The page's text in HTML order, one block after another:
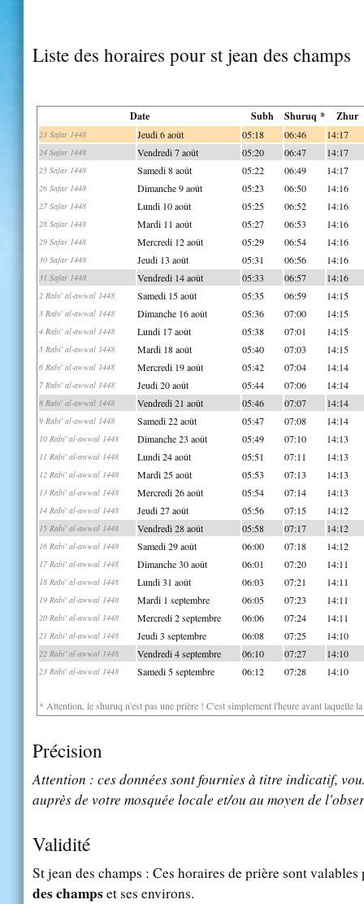
Liste des horaires pour st jean des champs
Date Subh Shuruq * Zhur
23 Safar 1448 Jeudi 6 août 05:18 06:46 14:17
24 Safar 1448 Vendredi 7 août 05:20 06:47 14:17
25 Safar 1448 Samedi 8 août 05:22 06:49 14:17
26 Safar 1448 Dimanche 9 août 05:23 06:50 14:16
27 Safar 1448 Lundi 10 août 05:25 06:52 14:16
28 Safar 1448 Mardi 11 août 05:27 06:53 14:16
29 Safar 1448 Mercredi 12 août 05:29 06:54 14:16
30 Safar 1448 Jeudi 13 août 05:31 06:56 14:16
31 Safar 1448 Vendredi 14 août 05:33 06:57 14:16
2 Rabi' al-awwal 1448 Samedi 15 août 05:35 06:59 14:15
3 Rabi' al-awwal 1448 Dimanche 16 août 05:36 07:00 14:15
4 Rabi' al-awwal 1448 Lundi 17 août 05:38 07:01 14:15
5 Rabi' al-awwal 1448 Mardi 18 août 05:40 07:03 14:15
6 Rabi' al-awwal 1448 Mercredi 19 août 05:42 07:04 14:14
7 Rabi' al-awwal 1448 Jeudi 20 août 05:44 07:06 14:14
8 Rabi' al-awwal 1448 Vendredi 21 août 05:46 07:07 14:14
9 Rabi' al-awwal 1448 Samedi 22 août 05:47 07:08 14:14
10 Rabi' al-awwal 1448 Dimanche 23 août 05:49 07:10 14:13
11 Rabi' al-awwal 1448 Lundi 24 août 05:51 07:11 14:13
12 Rabi' al-awwal 1448 Mardi 25 août 05:53 07:13 14:13
13 Rabi' al-awwal 1448 Mercredi 26 août 05:54 07:14 14:13
14 Rabi' al-awwal 1448 Jeudi 27 août 05:56 07:15 14:12
15 Rabi' al-awwal 1448 Vendredi 28 août 05:58 07:17 14:12
16 Rabi' al-awwal 1448 Samedi 29 août 06:00 07:18 14:12
17 Rabi' al-awwal 1448 Dimanche 30 août 06:01 07:20 14:11
18 Rabi' al-awwal 1448 Lundi 31 août 06:03 07:21 14:11
19 Rabi' al-awwal 1448 Mardi 1 septembre 06:05 07:23 14:11
20 Rabi' al-awwal 1448 Mercredi 2 septembre 06:06 07:24 14:11
21 Rabi' al-awwal 1448 Jeudi 3 septembre 06:08 07:25 14:10
22 Rabi' al-awwal 1448 Vendredi 4 septembre 06:10 07:27 14:10
23 Rabi' al-awwal 1448 Samedi 5 septembre 06:12 07:28 14:10
* Attention, le shuruq n'est pas une prière ! C'est simplement l'heure avant laquelle
Précision
Attention : ces données sont fournies à titre indicatif,
auprès de votre mosquée locale et/ou au moyen de
Validité
St jean des champs : Ces horaires de prière sont
des champset ses environs.